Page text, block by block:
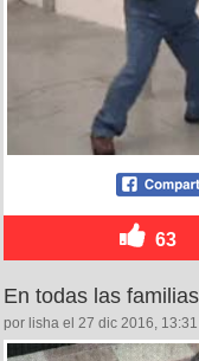
63
En todas las
por lisha el 27 dic 2016, 13:31